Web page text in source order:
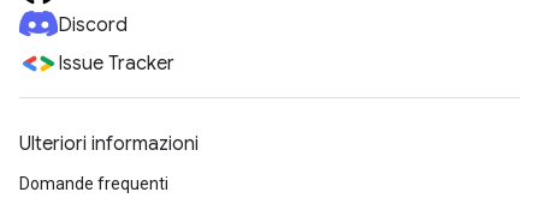
Discord
Issue Tracker
Ulteriori informazioni
Domande frequenti